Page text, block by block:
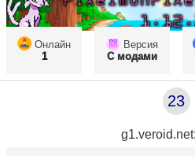
Онлайн
1
Версия
С модами
23